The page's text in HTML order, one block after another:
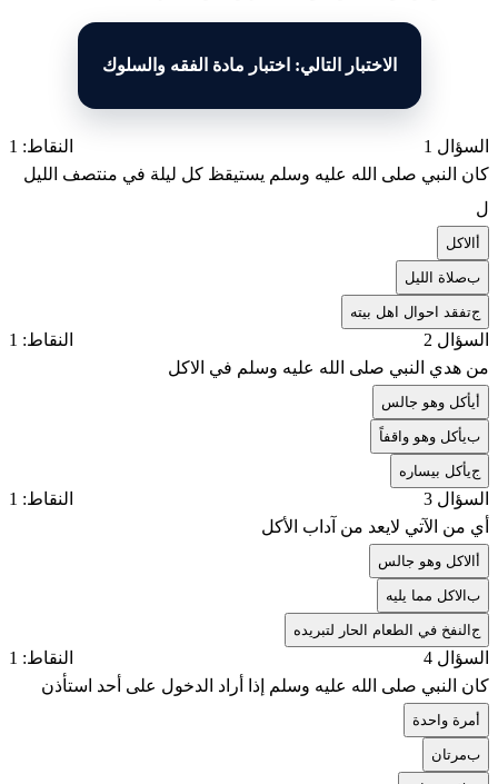
الاختبار التالي: اختبار مادة الفقه والسلوك
السؤال 1
النقاط: 1
كان النبي صلى الله عليه وسلم يستيقظ كل ليلة في منتصف الليل
ل
الاكل
بصلاة الليل
جتفقد احوال اهل بيته
السؤال 2
النقاط: 1
من هدي النبي صلى الله عليه وسلم في الاكل
يأكل وهو جالس
بيأكل وهو واقفاً
جيأكل بيساره
السؤال 3
النقاط: 1
أي من الآتي لايعد من آداب الأكل
الاكل وهو جالس
بالاكل مما يليه
جالنفخ في الطعام الحار لتبريده
السؤال 4
النقاط: 1
كان النبي صلى الله عليه وسلم إذا أراد الدخول على أحد استأذن
مرة واحدة
بمرتان